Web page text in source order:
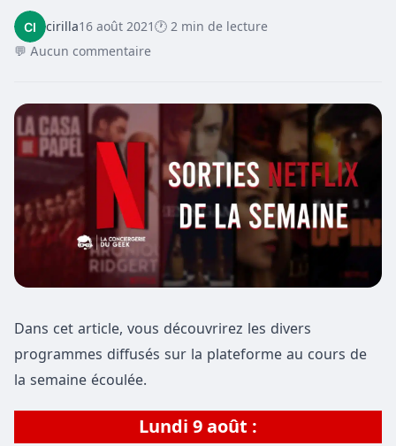
cirilla16 août 2021🕐 2 min de lecture
💬 Aucun commentaire
Dans cet article, vous découvrirez les divers
programmes diffusés sur la plateforme au cours de
la semaine écoulée.
Lundi 9 août :